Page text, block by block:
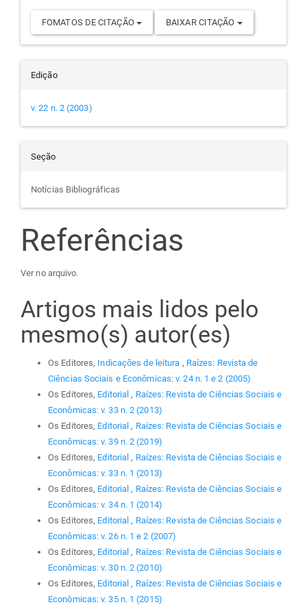
FOMATOS DE CITAÇÃO BAIXAR CITAÇÃO
Edição
v. 22 n. 2 (2003)
Seção
Notícias Bibliográficas
Referências
Ver no arquivo.
Artigos mais lidos pelo
mesmo(s) autor(es)
Os Editores, Indicações de leitura , Raízes: Revista de
Ciências Sociais e Econômicas: v. 24 n. 1 e 2 (2005)
Os Editores, Editorial, Raízes: Revista de Ciências Sociais e
Econômicas: v. 33 n. 2 (2013)
Os Editores, Editorial, Raízes: Revista de Ciências Sociais e
Econômicas: v. 39 n. 2 (2019)
Os Editores, Editorial, Raízes: Revista de Ciências Sociais e
Econômicas: v. 33 n. 1 (2013)
Os Editores, Editorial, Raízes: Revista de Ciências Sociais e
Econômicas: v. 34 n. 1 (2014)
Os Editores, Editorial, Raízes: Revista de Ciências Sociais e
Econômicas: v. 26 n. 1 e 2 (2007)
Os Editores, Editorial, Raízes: Revista de Ciências Sociais e
Econômicas: v. 30 n. 2 (2010)
Os Editores, Editorial, Raízes: Revista de Ciências Sociais e
Econômicas: v. 35 n. 1 (2015)